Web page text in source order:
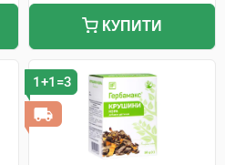
КУПИТИ
1+1=3